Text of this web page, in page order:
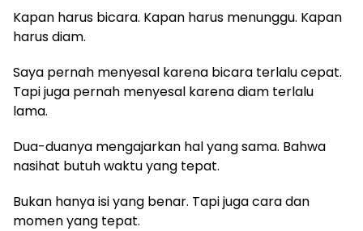
Kapan harus bicara. Kapan harus menunggu. Kapan
harus diam.
Saya pernah menyesal karena bicara terlalu cepat.
Tapi juga pernah menyesal karena diam terlalu
lama.
Dua-duanya mengajarkan hal yang sama. Bahwa
nasihat butuh waktu yang tepat.
Bukan hanya isi yang benar. Tapi juga cara dan
momen yang tepat.